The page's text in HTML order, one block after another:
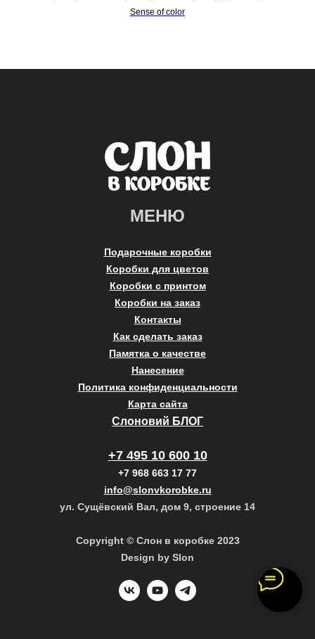
Sense of color
МЕНЮ
Подарочные коробки
Коробки для цветов
Коробки с принтом
Коробки на заказ
Контакты
Как сделать заказ
Памятка о качестве
Нанесение
Политика конфиденциальности
Карта сайта
Слоновий БЛОГ
+7 495 10 600 10
+7 968 663 17 77
info@slonvkorobke.ru
ул. Сущёвский Вал, дом 9, строение 14
Copyright © Слон в коробке 2023
Design by Slon